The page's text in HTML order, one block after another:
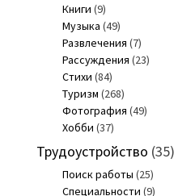
Книги (9)
Музыка (49)
Развлечения (7)
Рассуждения (23)
Стихи (84)
Туризм (268)
Фотография (49)
Хобби (37)
Трудоустройство (35)
Поиск работы (25)
Специальности (9)